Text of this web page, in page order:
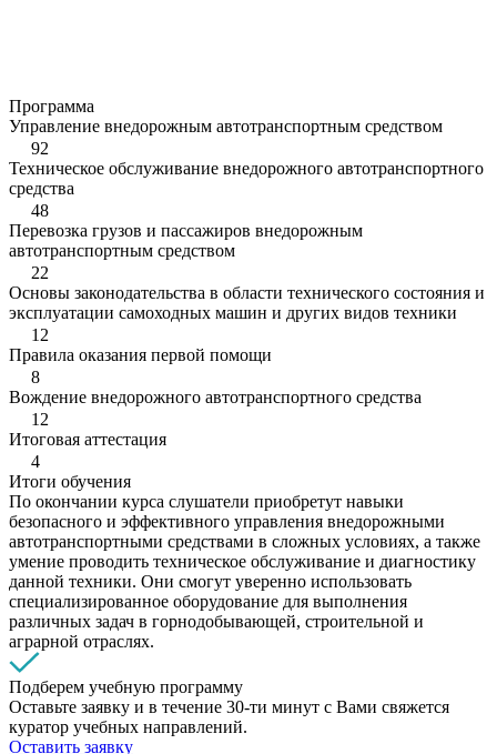
Программа
Управление внедорожным автотранспортным средством
92
Техническое обслуживание внедорожного автотранспортного
средства
48
Перевозка грузов и пассажиров внедорожным
автотранспортным средством
22
Основы законодательства в области технического состояния и
эксплуатации самоходных машин и других видов техники
12
Правила оказания первой помощи
8
Вождение внедорожного автотранспортного средства
12
Итоговая аттестация
4
Итоги обучения
По окончании курса слушатели приобретут навыки
безопасного и эффективного управления внедорожными
автотранспортными средствами в сложных условиях, а также
умение проводить техническое обслуживание и диагностику
данной техники. Они смогут уверенно использовать
специализированное оборудование для выполнения
различных задач в горнодобывающей, строительной и
аграрной отраслях.
Подберем учебную программу
Оставьте заявку и в течение 30-ти минут с Вами свяжется
куратор учебных направлений.
Оставить заявку